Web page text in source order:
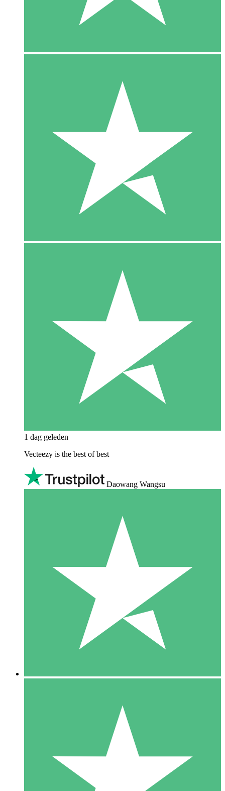
1 dag geleden
Vecteezy is the best of best
Daowang Wangsu